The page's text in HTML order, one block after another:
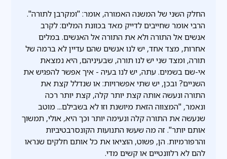
החלק השני של המשנה האמורה, אומר: "ומקרבן לתורה".
הרבי אומר שחייבים לדייק מאד בכוונת המלים: לקרב
אנשים אל התורה ולא את התורה אל האנשים. במלים
אחרות, מצד אחד, יש לנו אנשים שהם עדיין לא ברמה של
תורה, ומצד שני יש לנו תורה, שבעיניהם, היא נמצאת
אי-שם בשמים. עתה, יש לנו בעיה - איך אפשר להפגיש את
השניים? ובכן, יש שתי אפשרויות: או שנדלל קצת את
התורה ונעשה אותה קצת יותר קלה, קצת יותר רכה
ונאמר, "המצווה הזאת מיושנת וזו לא בשבילם... מוטב
שנעשה את התורה קלה ונעימה יותר וכך היא, אולי, תמשוך
אותם יותר". זה מה שעשו התנועות הקונסרבטיביות
והרפורמיות. הן, פשוט, הוציאו את כל אותם חלקים שנראו
להם לא רלוונטיים או קשים מדי.